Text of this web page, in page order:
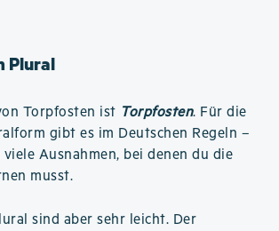
Plural
Torpfosten ist Torpfosten. Für die
gibt es im Deutschen Regeln –
Ausnahmen, bei denen du die
musst.
sind aber sehr leicht. Der